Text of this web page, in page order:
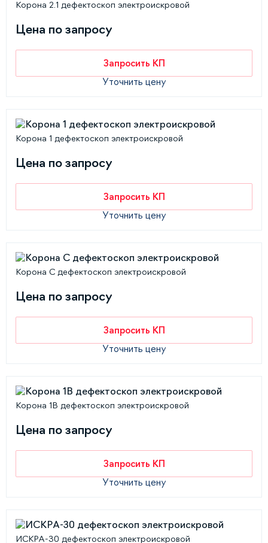
Корона 2.1 дефектоскоп электроискровой
Цена по запросу
Запросить КП
Уточнить цену
Корона 1 дефектоскоп электроискровой
Цена по запросу
Запросить КП
Уточнить цену
Корона С дефектоскоп электроискровой
Цена по запросу
Запросить КП
Уточнить цену
Корона 1В дефектоскоп электроискровой
Цена по запросу
Запросить КП
Уточнить цену
ИСКРА-30 дефектоскоп электроискровой